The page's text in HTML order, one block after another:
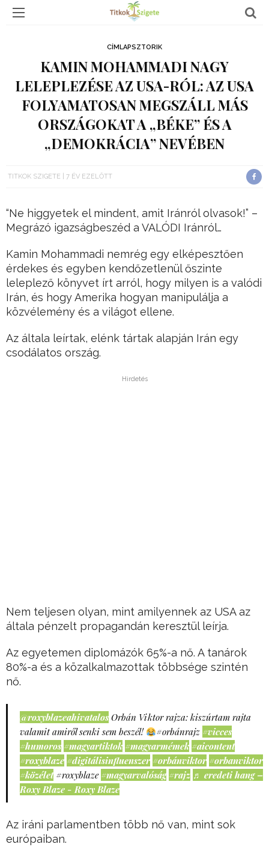
CÍMLAPSZTORIK
KAMIN MOHAMMADI NAGY
LELEPLEZÉSE AZ USA-RÓL: AZ USA
FOLYAMATOSAN MEGSZÁLL MÁS
ORSZÁGOKAT A „BÉKE” ÉS A
„DEMOKRÁCIA” NEVÉBEN
TITKOK SZIGETE 7 ÉV EZELŐTT
“Ne higgyetek el mindent, amit Iránról olvasok!” –
Megrázó igazságbeszéd a VALÓDI Iránról…
Kamin Mohammadi nemrég egy elképesztően
érdekes és egyben kendőzetlenül őszinte
leleplező könyvet írt arról, hogy milyen is a valódi
Irán, és hogy Amerika hogyan manipulálja a
közvélemény és a világot ellene.
Az általa leírtak, elénk tártak alapján Irán egy
csodálatos ország.
Hirdetés
Nem teljesen olyan, mint amilyennek az USA az
általa pénzelt propagandán keresztül leírja.
Az egyetemen diplomázók 65%-a nő. A tanárok
80%-a és a közalkalmazottak többsége szintén
nő.
@roxyblazeahivatalos Orbán Viktor rajza: kiszúrtam rajta
valamit amiről senki sem beszél!
#orbánrajz #vicces
#humoros #magyartiktok #magyarmémek #aicontent
#roxyblaze #digitálisinfluenszer #orbánviktor #orbanviktor
#közélet #roxyblaze #magyarvalóság #rajz ♬ eredeti hang –
Roxy Blaze - Roxy Blaze
Az iráni parlamentben több nő van, mint sok
európaiban.